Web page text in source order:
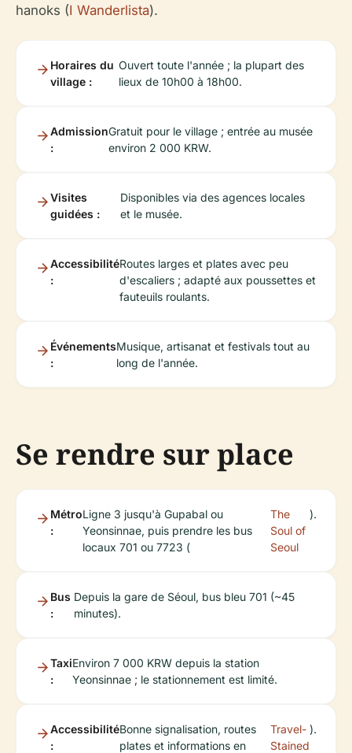
hanoks (I Wanderlista).
Horaires du
village :
Ouvert toute l'année ; la plupart des
lieux de 10h00 à 18h00.
Admission
:
Gratuit pour le village ; entrée au musée
environ 2 000 KRW.
Visites
guidées :
Disponibles via des agences locales
et le musée.
Accessibilité
:
Routes larges et plates avec peu
d'escaliers ; adapté aux poussettes et
fauteuils roulants.
Événements
:
Musique, artisanat et festivals tout au
long de l'année.
Se rendre sur place
Métro
:
Ligne 3 jusqu'à Gupabal ou
Yeonsinnae, puis prendre les bus
locaux 701 ou 7723 (
The
Soul of
Seoul
).
Bus
:
Depuis la gare de Séoul, bus bleu 701 (~45
minutes).
Taxi
:
Environ 7 000 KRW depuis la station
Yeonsinnae ; le stationnement est limité.
Accessibilité
:
Bonne signalisation, routes
plates et informations en
Travel-
Stained
).